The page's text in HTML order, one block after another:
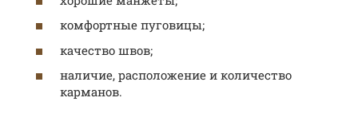
комфортные пуговицы;
качество швов;
наличие, расположение и количество
карманов.